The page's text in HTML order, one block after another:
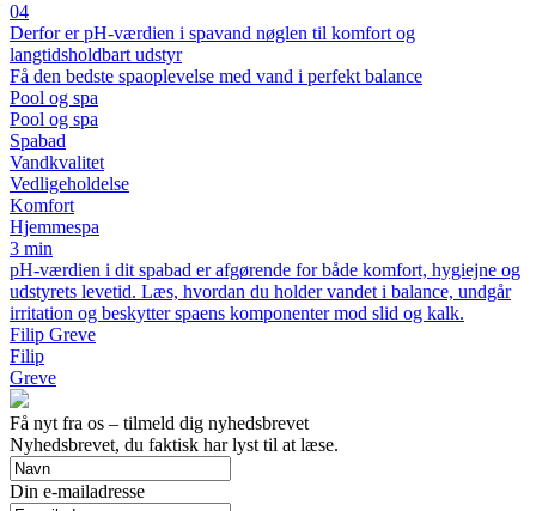
04
Derfor er pH-værdien i spavand nøglen til komfort og
langtidsholdbart udstyr
Få den bedste spaoplevelse med vand i perfekt balance
Pool og spa
Pool og spa
Spabad
Vandkvalitet
Vedligeholdelse
Komfort
Hjemmespa
3 min
pH-værdien i dit spabad er afgørende for både komfort, hygiejne og
udstyrets levetid. Læs, hvordan du holder vandet i balance, undgår
irritation og beskytter spaens komponenter mod slid og kalk.
Filip Greve
Filip
Greve
Få nyt fra os – tilmeld dig nyhedsbrevet
Nyhedsbrevet, du faktisk har lyst til at læse.
Din e-mailadresse